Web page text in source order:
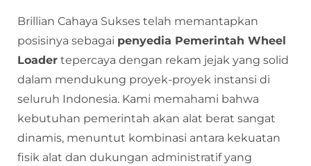
Brillian Cahaya Sukses telah memantapkan
posisinya sebagai penyedia Pemerintah Wheel
Loader tepercaya dengan rekam jejak yang solid
dalam mendukung proyek-proyek instansi di
seluruh Indonesia. Kami memahami bahwa
kebutuhan pemerintah akan alat berat sangat
dinamis, menuntut kombinasi antara kekuatan
fisik alat dan dukungan administratif yang